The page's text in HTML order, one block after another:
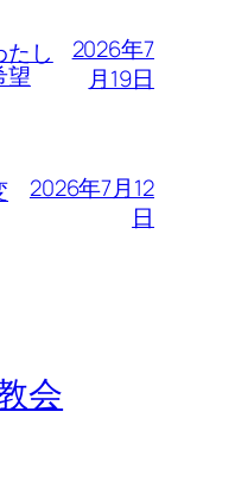
し
望
2026年7
月19日
2026年7月12
日
会